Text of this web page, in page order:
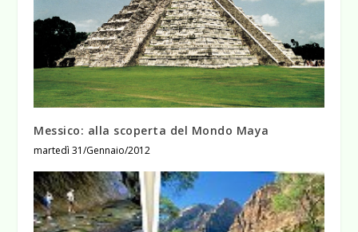
Messico: alla scoperta del Mondo Maya
martedì 31/Gennaio/2012